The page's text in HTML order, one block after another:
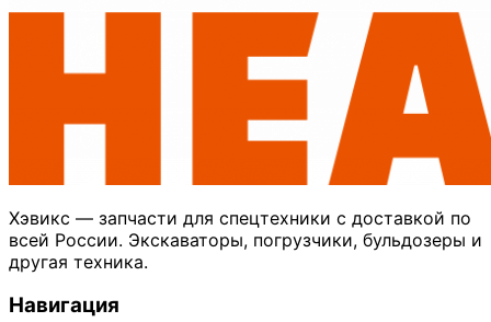
Хэвикс — запчасти для спецтехники с доставкой по
всей России. Экскаваторы, погрузчики, бульдозеры и
другая техника.
Навигация